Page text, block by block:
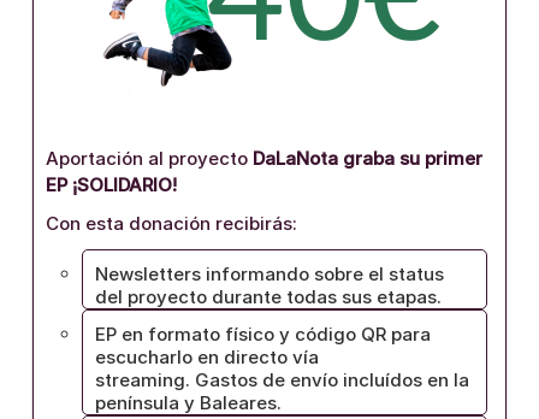
Aportación al proyecto DaLaNota graba su primer
EP ¡SOLIDARIO!
Con esta donación recibirás:
Newsletters informando sobre el status
del proyecto durante todas sus etapas.
EP en formato físico y código QR para
escucharlo en directo vía
streaming. Gastos de envío incluídos en la
península y Baleares.